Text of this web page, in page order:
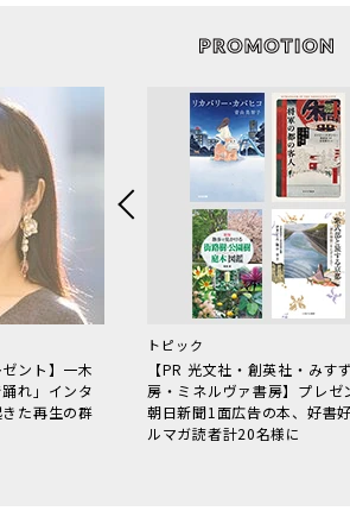
ント】一木
れ」インタ
た再生の群
トピック
【PR 光文社・創英社・みす
房・ミネルヴァ書房】プレゼ
朝日新聞1面広告の本、好書
ルマガ読者計20名様に